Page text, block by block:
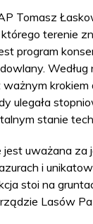
Tomasz
terenie
program
krokiem
ulegała
stanie
jest uważana za
i
stoi na
Lasów